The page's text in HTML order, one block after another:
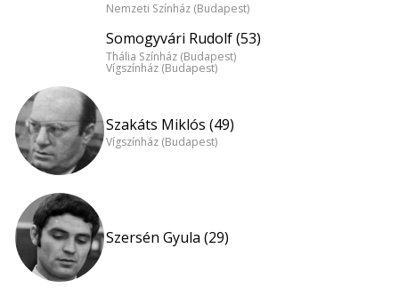
Nemzeti Színház (Budapest)
Somogyvári Rudolf (53)
Thália Színház (Budapest)
Vígszínház (Budapest)
Szakáts Miklós (49)
Vígszínház (Budapest)
Szersén Gyula (29)